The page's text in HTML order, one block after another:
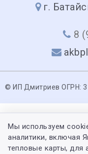
г.
8
© ИП Дмитриев ОГРН:
Мы используем
аналитики, включая
тепловые карты, для